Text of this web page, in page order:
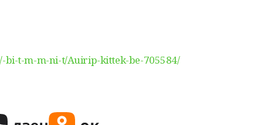
bi-t-m-m-ni-t/Auirip-kittek-be-705584/